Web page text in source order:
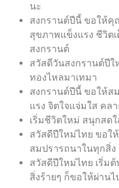
นะ
สงกรานต์ปีนี้ ขอให้
สุขภาพแข็งแรง ชีวิต
สงกรานต์
สวัสดีวันสงกรานต์ปีใ
ทองไหลมาเทมา
สงกรานต์ปีนี้ ขอให้ส
แรง จิตใจแจ่มใส คล
เริ่มชีวิตใหม่ สนุกสด
สวัสดีปีใหม่ไทย ขอใ
สมปรารถนาในทุกสิ่ง
สวัสดีปีใหม่ไทย เริ่ม
สิ่งร้ายๆ ก็ขอให้ผ่านไ